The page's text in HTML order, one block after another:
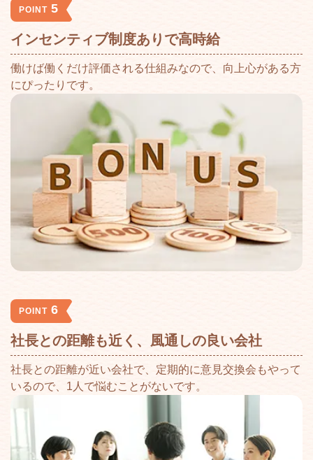
POINT 5
インセンティブ制度ありで高時給
働けば働くだけ評価される仕組みなので、向上心がある方
にぴったりです。
POINT 6
社長との距離も近く、風通しの良い会社
社長との距離が近い会社で、定期的に意見交換会もやって
いるので、1人で悩むことがないです。